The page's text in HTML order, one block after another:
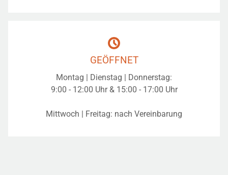
GEÖFFNET
Montag | Dienstag | Donnerstag:
9:00 - 12:00 Uhr & 15:00 - 17:00 Uhr
Mittwoch | Freitag: nach Vereinbarung